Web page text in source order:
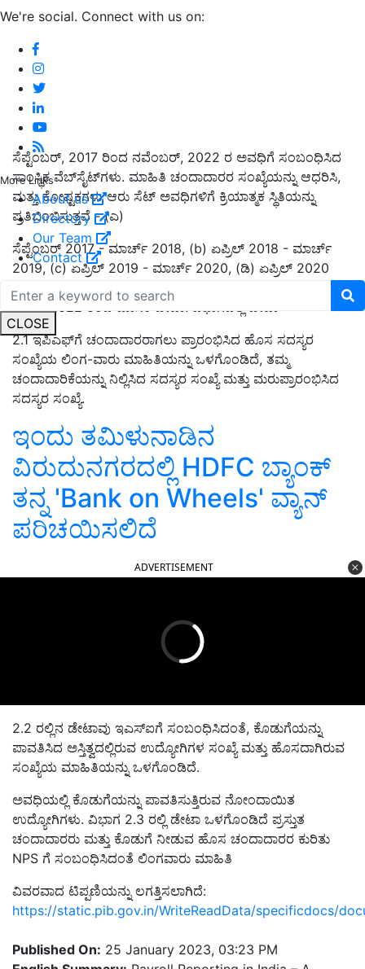
We're social. Connect with us on:
More Links
About us
Directory
Our Team
Contact
CLOSE
ಸೆಪ್ಟೆಂಬರ್, 2017 ರಿಂದ ನವೆಂಬರ್, 2022 ರ ಅವಧಿಗೆ ಸಂಬಂಧಿಸಿದ
ಸಾಂಸ್ಥಿಕ ವೆಬ್‌ಸೈಟ್‌ಗಳು. ಮಾಹಿತಿ ಚಂದಾದಾರರ ಸಂಖ್ಯೆಯನ್ನು ಆಧರಿಸಿ,
ಮತ್ತು ಕೋಷ್ಟಕಗಳು ಆರು ಸೆಟ್ ಅವಧಿಗಳಿಗೆ ಕ್ರಿಯಾತ್ಮಕ ಸ್ಥಿತಿಯನ್ನು
ಪ್ರತಿಬಿಂಬಿಸುತ್ತವೆ - (ಎ)
ಸೆಪ್ಟೆಂಬರ್ 2017 -ಮಾರ್ಚ್ 2018, (b) ಏಪ್ರಿಲ್ 2018 - ಮಾರ್ಚ್
2019, (c) ಏಪ್ರಿಲ್ 2019 - ಮಾರ್ಚ್ 2020, (ಡಿ) ಏಪ್ರಿಲ್ 2020
- ಮಾರ್ಚ್ ಇ) ಏಪ್ರಿಲ್ 2021 -
ಮತ್ತು (ಎಫ್)
ಏಪ್ರಿಲ್2022 ರಿಂದ ಮಾಸಿಕ ಡೇಟಾ. ವಿಭಾಗದಲ್ಲಿ ಡೇಟಾ
2.1ಇಪಿಎಫ್‌ಗೆ ಚಂದಾದಾರರಾಗಲು ಪ್ರಾರಂಭಿಸಿದ ಹೊಸ ಸದಸ್ಯರ
ಸಂಖ್ಯೆಯ ಲಿಂಗ-ವಾರು ಮಾಹಿತಿಯನ್ನು ಒಳಗೊಂಡಿದೆ, ತಮ್ಮ
ಚಂದಾದಾರಿಕೆಯನ್ನು ನಿಲ್ಲಿಸಿದ ಸದಸ್ಯರ ಸಂಖ್ಯೆ ಮತ್ತು ಮರುಪ್ರಾರಂಭಿಸಿದ
ಸದಸ್ಯರ ಸಂಖ್ಯೆ.
ಇಂದು ತಮಿಳುನಾಡಿನ
ವಿರುದುನಗರದಲ್ಲಿ HDFC ಬ್ಯಾಂಕ್
ತನ್ನ 'Bank on Wheels' ವ್ಯಾನ್
ಪರಿಚಯಿಸಲಿದೆ
ADVERTISEMENT
2.2 ರಲ್ಲಿನ ಡೇಟಾವು ಇಎಸ್‌ಐಗೆ ಸಂಬಂಧಿಸಿದಂತೆ, ಕೊಡುಗೆಯನ್ನು
ಪಾವತಿಸಿದ ಅಸ್ತಿತ್ವದಲ್ಲಿರುವ ಉದ್ಯೋಗಿಗಳ ಸಂಖ್ಯೆ ಮತ್ತು ಹೊಸದಾಗಿರುವ
ಸಂಖ್ಯೆಯ ಮಾಹಿತಿಯನ್ನು ಒಳಗೊಂಡಿದೆ.
ಅವಧಿಯಲ್ಲಿ ಕೊಡುಗೆಯನ್ನು ಪಾವತಿಸುತ್ತಿರುವ ನೋಂದಾಯಿತ
ಉದ್ಯೋಗಿಗಳು. ವಿಭಾಗ 2.3 ರಲ್ಲಿ ಡೇಟಾ ಒಳಗೊಂಡಿದೆ ಪ್ರಸ್ತುತ
ಚಂದಾದಾರರು ಮತ್ತು ಕೊಡುಗೆ ನೀಡುವ ಹೊಸ ಚಂದಾದಾರರ ಕುರಿತು
NPS ಗೆ ಸಂಬಂಧಿಸಿದಂತೆ ಲಿಂಗವಾರು ಮಾಹಿತಿ
ವಿವರವಾದ ಟಿಪ್ಪಣಿಯನ್ನು ಲಗತ್ತಿಸಲಾಗಿದೆ:
https://static.pib.gov.in/WriteReadData/specificdocs/
Published On: 25 January 2023, 03:23 PM